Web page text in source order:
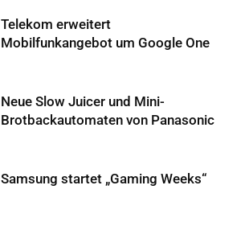
Telekom erweitert
Mobilfunkangebot um Google One
Neue Slow Juicer und Mini-
Brotbackautomaten von Panasonic
Samsung startet „Gaming Weeks“